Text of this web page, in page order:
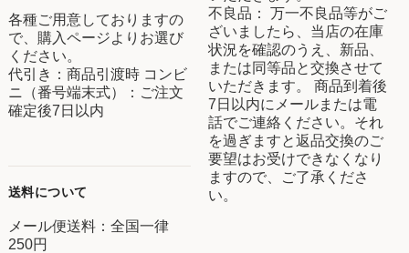
各種ご用意しておりますの
で、購入ページよりお選び
ください。
代引き：商品引渡時 コンビ
ニ（番号端末式）：ご注文
確定後7日以内
送料について
メール便送料：全国一律
250円
不良品： 万一不良品等がご
ざいましたら、当店の在庫
状況を確認のうえ、新品、
または同等品と交換させて
いただきます。 商品到着後
7日以内にメールまたは電
話でご連絡ください。それ
を過ぎますと返品交換のご
要望はお受けできなくなり
ますので、ご了承くださ
い。